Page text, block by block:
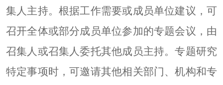
集人主持。根据工作需要或成员单位建议，可
召开全体或部分成员单位参加的专题会议，由
召集人或召集人委托其他成员主持。专题研究
特定事项时，可邀请其他相关部门、机构和专